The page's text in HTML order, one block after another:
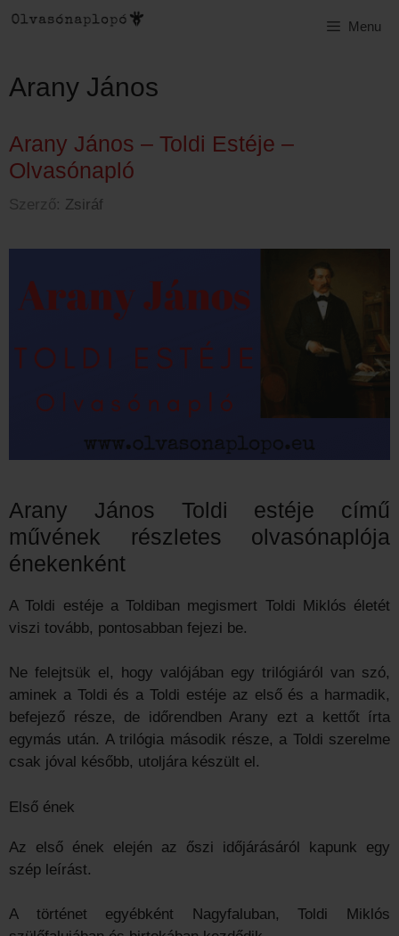
Kilépés
Menu
Arany János
Arany János – Toldi Estéje –
Olvasónapló
Szerző: Zsiráf
Arany János Toldi estéje című
művének részletes olvasónaplója
énekenként
A Toldi estéje a Toldiban megismert Toldi Miklós életét
viszi tovább, pontosabban fejezi be.
Ne felejtsük el, hogy valójában egy trilógiáról van szó,
aminek a Toldi és a Toldi estéje az első és a harmadik,
befejező része, de időrendben Arany ezt a kettőt írta
egymás után. A trilógia második része, a Toldi szerelme
csak jóval később, utoljára készült el.
Első ének
Az első ének elején az őszi időjárásáról kapunk egy
szép leírást.
A történet egyébként Nagyfaluban, Toldi Miklós